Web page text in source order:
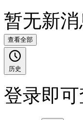
暂无新消
查看全部
历史
登录即